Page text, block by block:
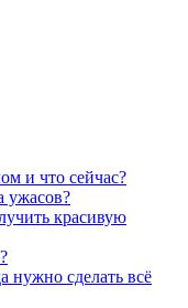
и что сейчас?
ужасов?
красивую
нужно сделать всё